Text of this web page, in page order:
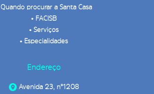
Quando procurar a Santa Casa
• FACISB
• Serviços
• Especialidades
Endereço
Avenida 23, n°1208